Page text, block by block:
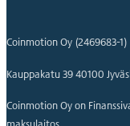
Coinmotion Oy (2469683-1)
Kauppakatu 39 40100
Coinmotion Oy on